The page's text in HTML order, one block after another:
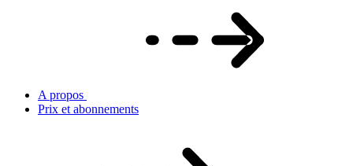
A propos
Prix et abonnements